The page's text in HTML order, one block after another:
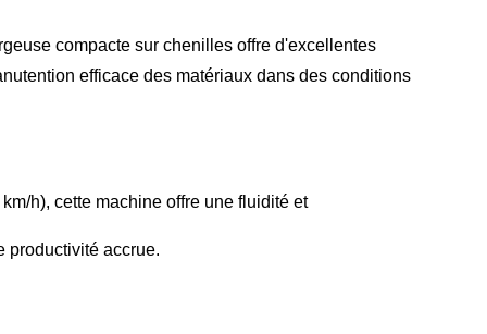
compacte sur chenilles offre d'excellentes
efficace des matériaux dans des conditions
h), cette machine offre une fluidité et
productivité accrue.